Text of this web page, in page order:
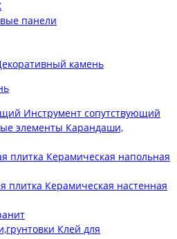
панели
камень
Инструмент сопутствующий
Карандаши,
Керамическая напольная
Керамическая настенная
Клей для